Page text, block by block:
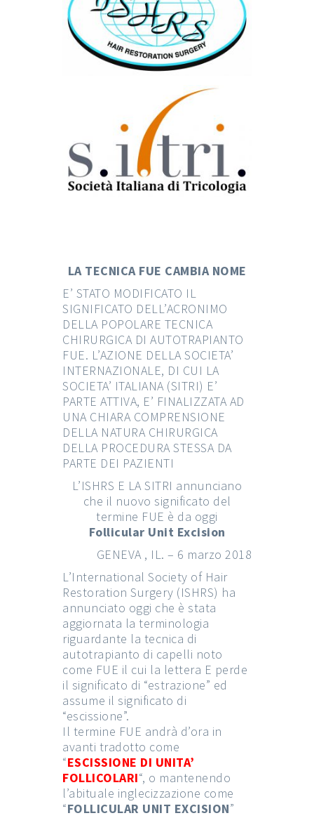
LA TECNICA FUE CAMBIA NOME
E’ STATO MODIFICATO IL
SIGNIFICATO DELL’ACRONIMO
DELLA POPOLARE TECNICA
CHIRURGICA DI AUTOTRAPIANTO
FUE. L’AZIONE DELLA SOCIETA’
INTERNAZIONALE, DI CUI LA
SOCIETA’ ITALIANA (SITRI) E’
PARTE ATTIVA, E’ FINALIZZATA AD
UNA CHIARA COMPRENSIONE
DELLA NATURA CHIRURGICA
DELLA PROCEDURA STESSA DA
PARTE DEI PAZIENTI
L’ISHRS E LA SITRI annunciano
che il nuovo significato del
termine FUE è da oggi
Follicular Unit Excision
GENEVA , IL. – 6 marzo 2018
L’International Society of Hair
Restoration Surgery (ISHRS) ha
annunciato oggi che è stata
aggiornata la terminologia
riguardante la tecnica di
autotrapianto di capelli noto
come FUE il cui la lettera E perde
il significato di “estrazione” ed
assume il significato di
“escissione”.
Il termine FUE andrà d’ora in
avanti tradotto come
“ESCISSIONE DI UNITA’
FOLLICOLARI“, o mantenendo
l’abituale inglecizzazione come
“FOLLICULAR UNIT EXCISION”